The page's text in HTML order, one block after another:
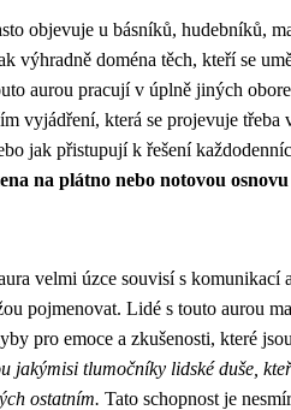
objevuje u básníků, hudebníků,
výhradně doména těch, kteří se
aurou pracují v úplně jiných
vyjádření, která se projevuje třeba
jak přistupují k řešení
na plátno nebo notovou
velmi úzce souvisí s komunikací
pojmenovat. Lidé s touto aurou
pro emoce a zkušenosti, které
jakýmisi tlumočníky lidské duše,
ostatním. Tato schopnost je